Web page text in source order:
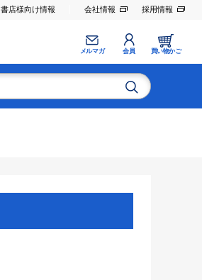
書店様向け情報 会社情報 採用情報
メルマガ 会員 買い物かご